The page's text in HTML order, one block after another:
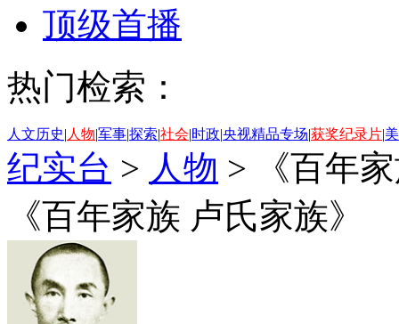
顶级首播
热门检索：
人文历史| 人物|军事|探索|社会|时政|央视精品专场|获奖纪录片|
纪实台 > 人物 >
《百年
《百年家族 卢氏家族》